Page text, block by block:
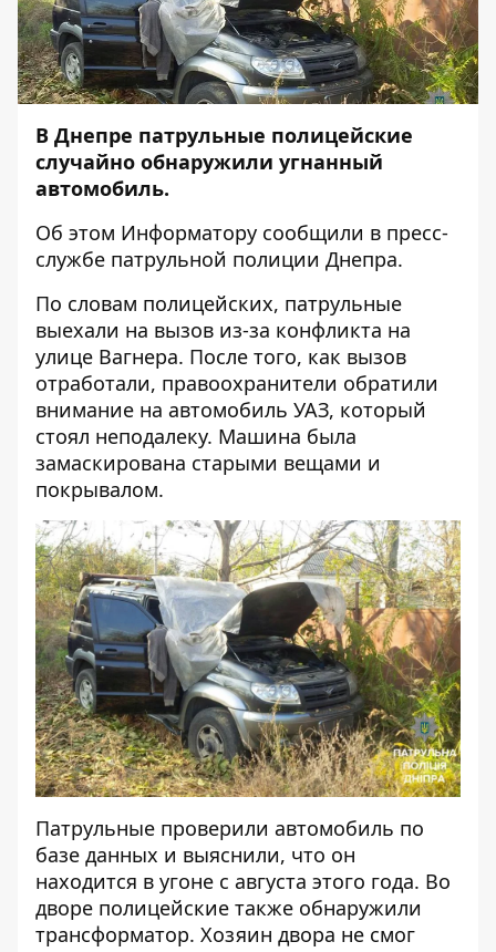
В Днепре патрульные полицейские
случайно обнаружили угнанный
автомобиль.
Об этом Информатору сообщили в пресс-
службе патрульной полиции Днепра.
По словам полицейских, патрульные
выехали на вызов из-за конфликта на
улице Вагнера. После того, как вызов
отработали, правоохранители обратили
внимание на автомобиль УАЗ, который
стоял неподалеку. Машина была
замаскирована старыми вещами и
покрывалом.
Патрульные проверили автомобиль по
базе данных и выяснили, что он
находится в угоне с августа этого года. Во
дворе полицейские также обнаружили
трансформатор. Хозяин двора не смог